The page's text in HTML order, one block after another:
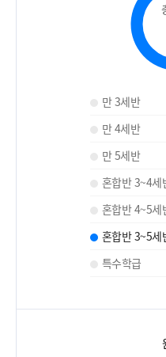
만 3세반
만 4세반
만 5세반
혼합반 3~4세
혼합반 4~5세
혼합반 3~5세
특수학급